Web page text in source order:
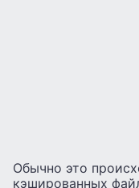
Обычно это
кэшированных